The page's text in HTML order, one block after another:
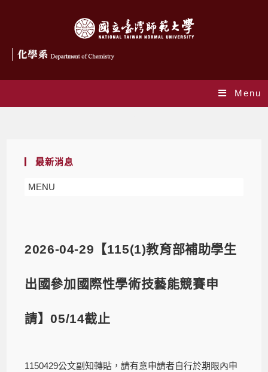
Menu
最新消息
MENU
2026-04-29【115(1)教育部補助學生
出國參加國際性學術技藝能競賽申
請】05/14截止
1150429公文副知轉貼，請有意申請者自行於期限內申